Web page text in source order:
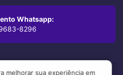
Whatsapp:
8296
melhorar sua experiência em